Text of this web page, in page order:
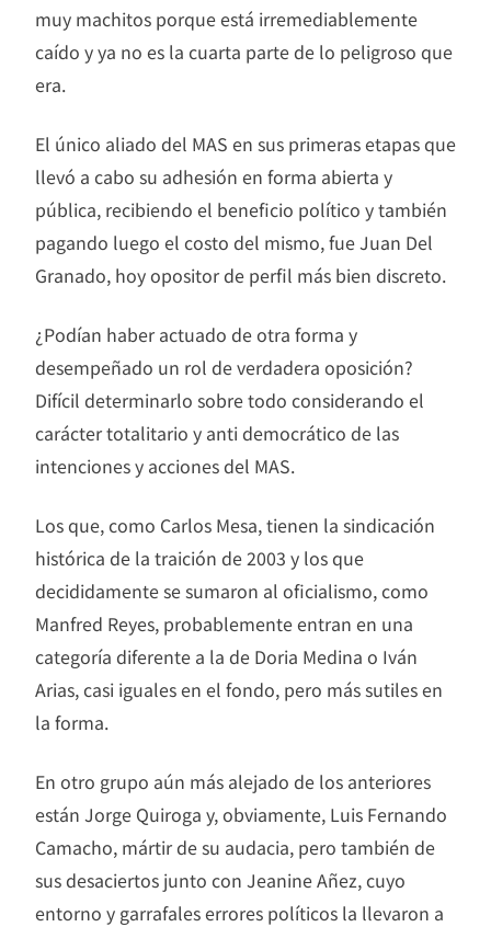
muy machitos porque está irremediablemente
caído y ya no es la cuarta parte de lo peligroso que
era.
El único aliado del MAS en sus primeras etapas que
llevó a cabo su adhesión en forma abierta y
pública, recibiendo el beneficio político y también
pagando luego el costo del mismo, fue Juan Del
Granado, hoy opositor de perfil más bien discreto.
¿Podían haber actuado de otra forma y
desempeñado un rol de verdadera oposición?
Difícil determinarlo sobre todo considerando el
carácter totalitario y anti democrático de las
intenciones y acciones del MAS.
Los que, como Carlos Mesa, tienen la sindicación
histórica de la traición de 2003 y los que
decididamente se sumaron al oficialismo, como
Manfred Reyes, probablemente entran en una
categoría diferente a la de Doria Medina o Iván
Arias, casi iguales en el fondo, pero más sutiles en
la forma.
En otro grupo aún más alejado de los anteriores
están Jorge Quiroga y, obviamente, Luis Fernando
Camacho, mártir de su audacia, pero también de
sus desaciertos junto con Jeanine Añez, cuyo
entorno y garrafales errores políticos la llevaron a